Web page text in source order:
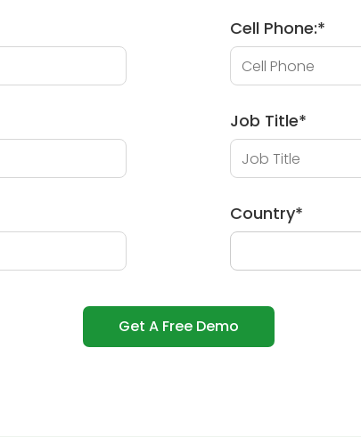
Cell Phone:*
Job Title*
Country*